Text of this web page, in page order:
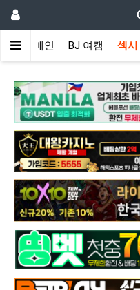
메인 BJ 여캠 섹